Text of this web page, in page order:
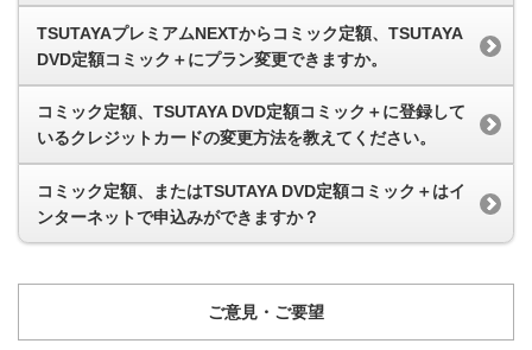
TSUTAYAプレミアムNEXTからコミック定額、TSUTAYA
DVD定額コミック＋にプラン変更できますか。
コミック定額、TSUTAYA DVD定額コミック＋に登録して
いるクレジットカードの変更方法を教えてください。
コミック定額、またはTSUTAYA DVD定額コミック＋はイ
ンターネットで申込みができますか？
ご意見・ご要望